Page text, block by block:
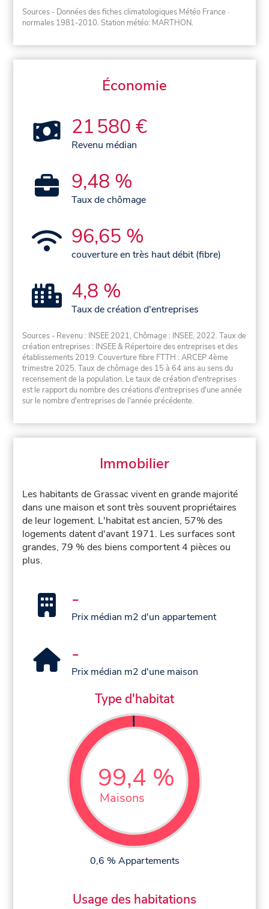
Sources - Données des fiches climatologiques Météo France ·
normales 1981-2010. Station météo: MARTHON.
Économie
21 580 €
Revenu médian
9,48 %
Taux de chômage
96,65 %
couverture en très haut débit (fibre)
4,8 %
Taux de création d'entreprises
Sources - Revenu : INSEE 2021, Chômage : INSEE, 2022. Taux de
création entreprises : INSEE & Répertoire des entreprises et des
établissements 2019. Couverture fibre FTTH : ARCEP 4ème
trimestre 2025. Taux de chômage des 15 à 64 ans au sens du
recensement de la population. Le taux de création d'entreprises
est le rapport du nombre des créations d'entreprises d'une année
sur le nombre d'entreprises de l'année précédente.
Immobilier
Les habitants de Grassac vivent en grande majorité
dans une maison et sont très souvent propriétaires
de leur logement. L'habitat est ancien, 57% des
logements datent d'avant 1971. Les surfaces sont
grandes, 79 % des biens comportent 4 pièces ou
plus.
-
Prix médian m2 d'un appartement
-
Prix médian m2 d'une maison
Type d'habitat
99,4 %
Maisons
0,6 % Appartements
Usage des habitations